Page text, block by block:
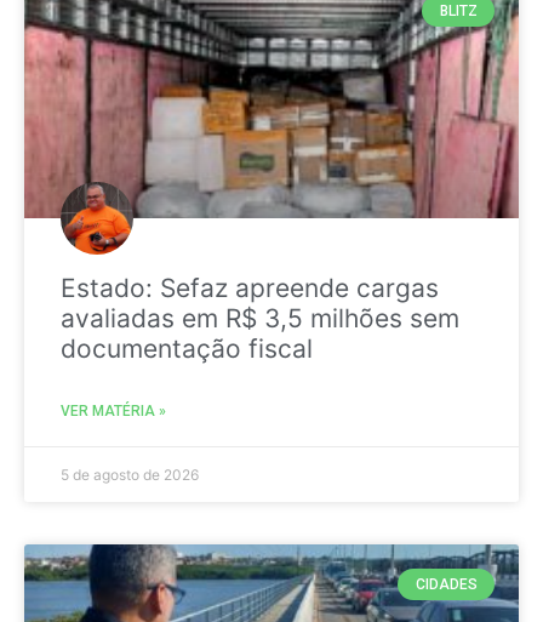
BLITZ
Estado: Sefaz apreende cargas
avaliadas em R$ 3,5 milhões sem
documentação fiscal
VER MATÉRIA »
5 de agosto de 2026
CIDADES